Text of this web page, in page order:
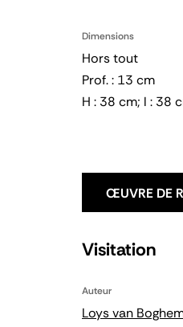
Dimensions
Hors tout
Prof. : 13 cm
H : 38 cm; l : 38
ŒUVRE DE
Visitation
Auteur
Loys van